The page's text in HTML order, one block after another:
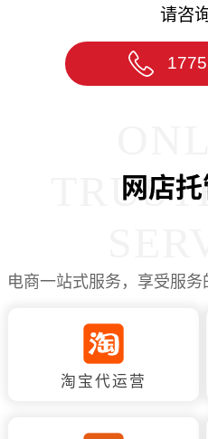
请咨
网店
电商一站式服务，享受服
淘宝代运营